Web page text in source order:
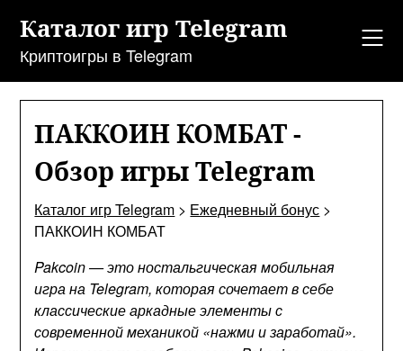
содержанию
Каталог игр Telegram
Криптоигры в Telegram
ПАККОИН КОМБАТ -
Обзор игры Telegram
Каталог игр Telegram > Ежедневный бонус >
ПАККОИН КОМБАТ
Pakcoin — это ностальгическая мобильная
игра на Telegram, которая сочетает в себе
классические аркадные элементы с
современной механикой «нажми и заработай».